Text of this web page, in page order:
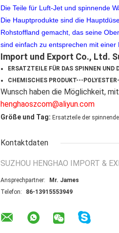
Die Teile für Luft-Jet und spinnende
Die Hauptprodukte sind die
Rohstoffland gemacht, das seine
sind einfach zu entsprechen mit
Import und Export Co., Ltd.
ERSATZTEILE FÜR DAS SPINNEN UND
CHEMISCHES PRODUKT---
Wunsch haben die Möglichkeit,
henghaoszcom@aliyun.com
Größe und Tag: Ersatzteile der
Kontaktdaten
SUZHOU HENGHAO IMPORT &
Ansprechpartner:
Mr. James
Telefon:
86-13915553949